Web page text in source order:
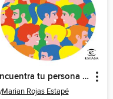
Encuentra tu persona vitamina
Marian Rojas Estapé